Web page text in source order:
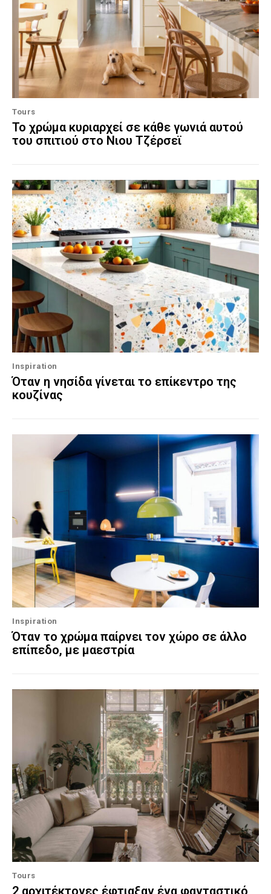
Tours
Το χρώμα κυριαρχεί σε κάθε γωνιά αυτού
του σπιτιού στο Νιου Τζέρσεϊ
Inspiration
Όταν η νησίδα γίνεται το επίκεντρο της
κουζίνας
Inspiration
Όταν το χρώμα παίρνει τον χώρο σε άλλο
επίπεδο, με μαεστρία
Tours